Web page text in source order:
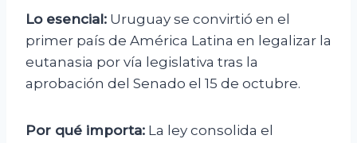
Lo esencial: Uruguay se convirtió en el
primer país de América Latina en legalizar la
eutanasia por vía legislativa tras la
aprobación del Senado el 15 de octubre.
Por qué importa: La ley consolida el